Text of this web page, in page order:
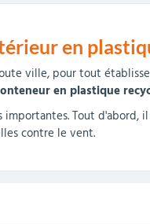
urbains
sécurité
&
sanitaires
extérieur
de Noël
Billards en
ville, pour tout
en plastique
Tout d'abord,
contre le vent.